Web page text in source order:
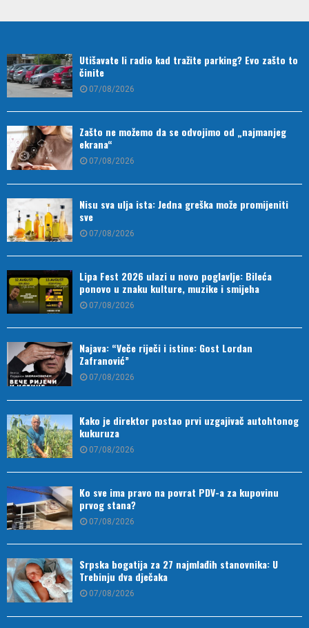
Utišavate li radio kad tražite parking? Evo zašto to
činite
07/08/2026
Zašto ne možemo da se odvojimo od „najmanjeg
ekrana“
07/08/2026
Nisu sva ulja ista: Jedna greška može promijeniti
sve
07/08/2026
Lipa Fest 2026 ulazi u novo poglavlje: Bileća
ponovo u znaku kulture, muzike i smijeha
07/08/2026
Najava: “Veče riječi i istine: Gost Lordan
Zafranović”
07/08/2026
Kako je direktor postao prvi uzgajivač autohtonog
kukuruza
07/08/2026
Ko sve ima pravo na povrat PDV-a za kupovinu
prvog stana?
07/08/2026
Srpska bogatija za 27 najmlađih stanovnika: U
Trebinju dva dječaka
07/08/2026